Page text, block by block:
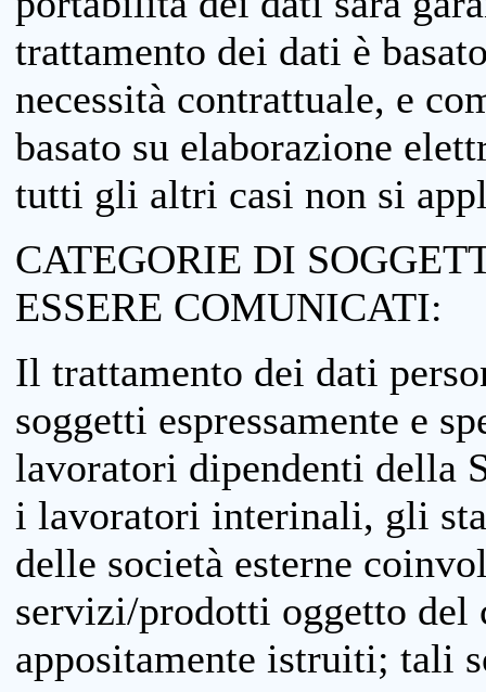
trattamento dei dati è
necessità contrattuale, e
basato su elaborazione
tutti gli altri casi non si
CATEGORIE DI
ESSERE COMUNICATI:
Il trattamento dei dati
soggetti espressamente e
lavoratori dipendenti della
i lavoratori interinali, gli
delle società esterne
servizi/prodotti oggetto
appositamente istruiti; tali